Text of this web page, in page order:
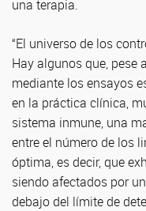
una terapia.
“El universo de los
Hay algunos que, pese
mediante los ensayos
en la práctica clínica,
sistema inmune, una
entre el número de los
óptima, es decir, que
siendo afectados por
debajo del límite de